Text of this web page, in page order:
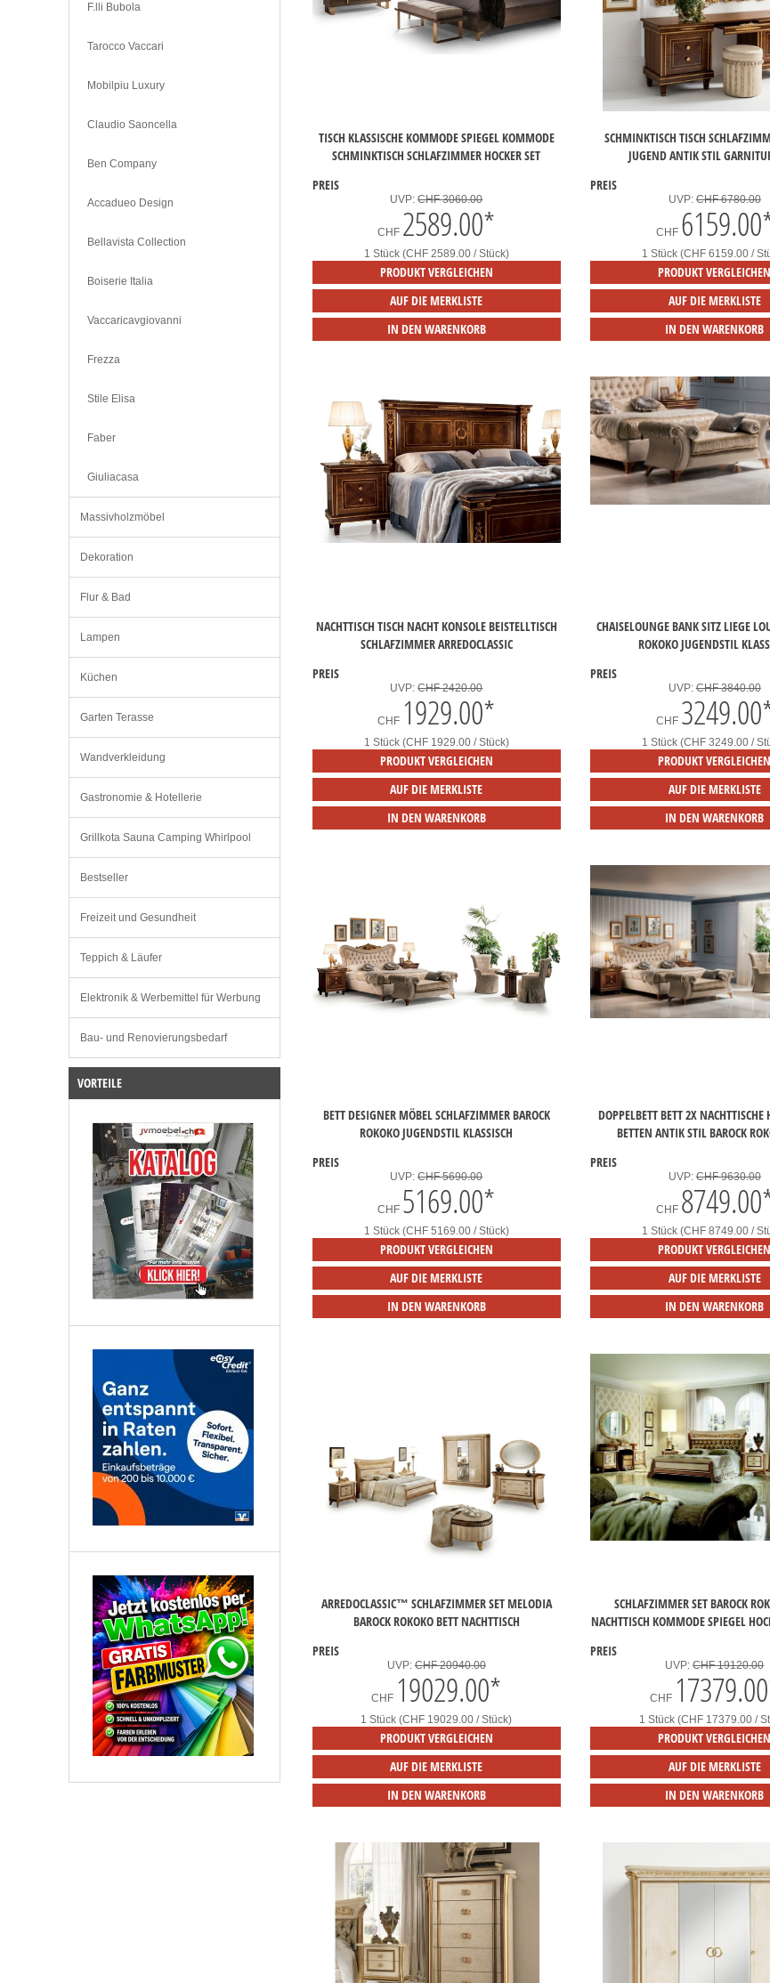
TISCH KLASSISCHE KOMMODE SPIEGEL KOMMODE
SCHMINKTISCH SCHLAFZIMMER HOCKER SET
PREIS
UVP:CHF 3060.00
CHF 2589.00*
1 Stück (CHF 2589.00 / Stück)
PRODUKT VERGLEICHEN
AUF DIE MERKLISTE
IN DEN WARENKORB
SCHMINKTISCH TISCH
JUGEND ANTIK STIL
PREIS
UVP:CHF 6780.00
CHF 6159.00
1 Stück (CHF 6159.00 /
PRODUKT VERGLEICHEN
AUF DIE MERKLISTE
IN DEN WARENKORB
NACHTTISCH TISCH NACHT KONSOLE BEISTELLTISCH
SCHLAFZIMMER ARREDOCLASSIC
PREIS
UVP:CHF 2420.00
CHF 1929.00*
1 Stück (CHF 1929.00 / Stück)
PRODUKT VERGLEICHEN
AUF DIE MERKLISTE
IN DEN WARENKORB
CHAISELOUNGE BANK SITZ LIEGE
ROKOKO JUGENDSTIL
PREIS
UVP:CHF 3840.00
CHF 3249.00
1 Stück (CHF 3249.00 /
PRODUKT VERGLEICHEN
AUF DIE MERKLISTE
IN DEN WARENKORB
BETT DESIGNER MÖBEL SCHLAFZIMMER BAROCK
ROKOKO JUGENDSTIL KLASSISCH
PREIS
UVP:CHF 5690.00
CHF 5169.00*
1 Stück (CHF 5169.00 / Stück)
PRODUKT VERGLEICHEN
AUF DIE MERKLISTE
IN DEN WARENKORB
DOPPELBETT BETT 2X NACHTTISCHE
BETTEN ANTIK STIL BAROCK
PREIS
UVP:CHF 9630.00
CHF 8749.00
1 Stück (CHF 8749.00 /
PRODUKT VERGLEICHEN
AUF DIE MERKLISTE
IN DEN WARENKORB
ARREDOCLASSIC™ SCHLAFZIMMER SET MELODIA
BAROCK ROKOKO BETT NACHTTISCH
PREIS
UVP: CHF 20940.00
CHF 19029.00*
1 Stück (CHF 19029.00 / Stück)
PRODUKT VERGLEICHEN
AUF DIE MERKLISTE
IN DEN WARENKORB
SCHLAFZIMMER SET BAROCK
NACHTTISCH KOMMODE SPIEGEL
PREIS
UVP:CHF 19120.00
CHF 17379.00
1 Stück (CHF 17379.00 /
PRODUKT VERGLEICHEN
AUF DIE MERKLISTE
IN DEN WARENKORB
F.lli Bubola
Tarocco Vaccari
Mobilpiu Luxury
Claudio Saoncella
Ben Company
Accadueo Design
Bellavista Collection
Boiserie Italia
Vaccaricavgiovanni
Frezza
Stile Elisa
Faber
Giuliacasa
Massivholzmöbel
Dekoration
Flur & Bad
Lampen
Küchen
Garten Terasse
Wandverkleidung
Gastronomie & Hotellerie
Grillkota Sauna Camping Whirlpool
Bestseller
Freizeit und Gesundheit
Teppich & Läufer
Elektronik & Werbemittel für Werbung
Bau- und Renovierungsbedarf
VORTEILE